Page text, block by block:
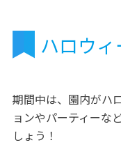
ハロウ
期間中は、園内がハ
ョンやパーティーな
しょう！